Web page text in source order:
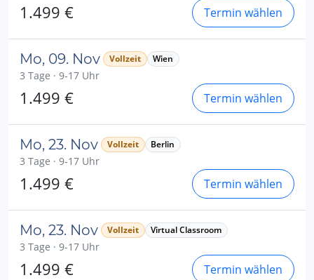
1.499 € Termin wählen
Mo, 09. Nov Vollzeit Wien
3 Tage · 9-17 Uhr
1.499 € Termin wählen
Mo, 23. Nov Vollzeit Berlin
3 Tage · 9-17 Uhr
1.499 € Termin wählen
Mo, 23. Nov Vollzeit Virtual Classroom
3 Tage · 9-17 Uhr
1.499 € Termin wählen